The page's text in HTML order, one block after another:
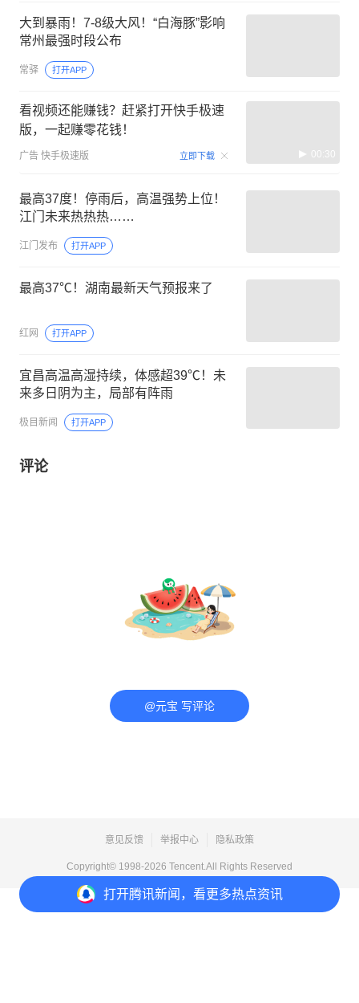
打开腾讯新闻，看更多热点资讯
大到暴雨！7-8级大风！“白海豚”影响
常州最强时段公布
常驿 打开APP
看视频还能赚钱？赶紧打开快手极速
版，一起赚零花钱！
广告 快手极速版 立即下载 00:30
最高37度！停雨后，高温强势上位！
江门未来热热热……
江门发布 打开APP
最高37℃！湖南最新天气预报来了
红网 打开APP
宜昌高温高湿持续，体感超39℃！未
来多日阴为主，局部有阵雨
极目新闻 打开APP
评论
@元宝 写评论
意见反馈 举报中心 隐私政策
Copyright© 1998-2026 Tencent.All Rights Reserved